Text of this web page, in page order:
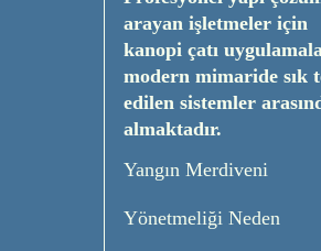
arayan işletmeler için
kanopi çatı
modern mimaride sık
edilen sistemler
almaktadır.
Yangın Merdiveni
Yönetmeliği Neden